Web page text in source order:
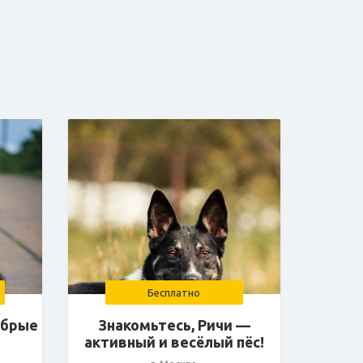
Бесплатно
Знакомьтесь, Ричи —
активный и весёлый пёс!